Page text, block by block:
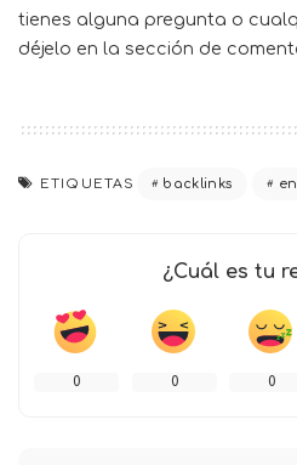
tienes alguna pregunta o
déjelo en la sección de
ETIQUETAS backlinks
¿Cuál es tu
0 0 0